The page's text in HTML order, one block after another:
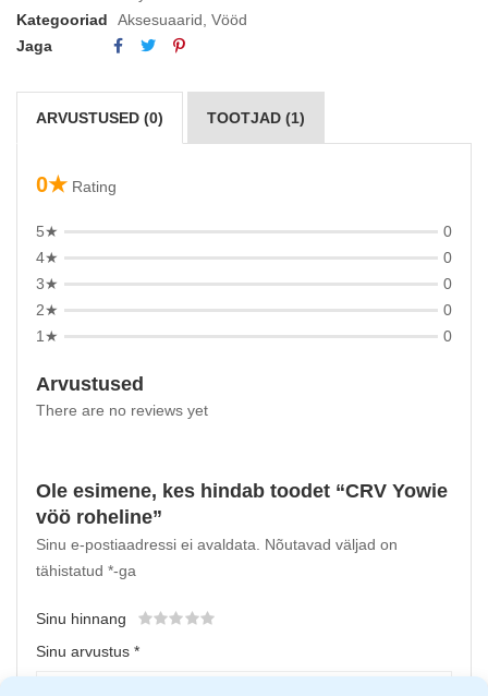
Kategooriad
Aksesuaarid Vööd
Jaga
ARVUSTUSED (0) TOOTJAD (1)
0★ Rating
5★
0
4★
0
3★
0
2★
0
1★
0
Arvustused
There are no reviews yet
Ole esimene, kes hindab toodet “CRV Yowie
vöö roheline”
Sinu e-postiaadressi ei avaldata.
Nõutavad väljad on
tähistatud *-ga
Sinu hinnang
Sinu arvustus *